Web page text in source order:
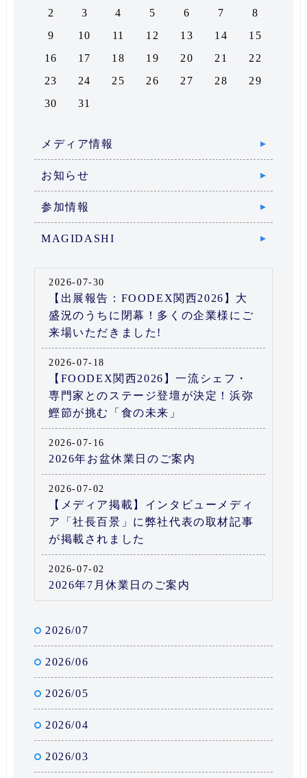
2
3 4 5 6 7
8
9
10 11 12 13 14
15
16
17 18 19 20 21
22
23
24 25 26 27 28
29
30
31
メディア情報
お知らせ
参加情報
MAGIDASHI
2026-07-30
【出展報告：FOODEX関西2026】大
盛況のうちに閉幕！多くの企業様にご
来場いただきました!
2026-07-18
【FOODEX関西2026】一流シェフ・
専門家とのステージ登壇が決定！浜弥
鰹節が挑む「食の未来」
2026-07-16
2026年お盆休業日のご案内
2026-07-02
【メディア掲載】インタビューメディ
ア「社長百景」に弊社代表の取材記事
が掲載されました
2026-07-02
2026年7月休業日のご案内
2026/07
2026/06
2026/05
2026/04
2026/03